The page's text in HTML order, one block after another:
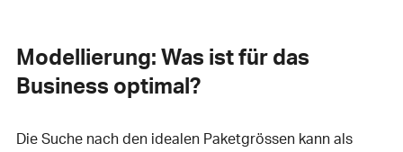
Modellierung: Was ist für das
Business optimal?
Die Suche nach den idealen Paketgrössen kann als